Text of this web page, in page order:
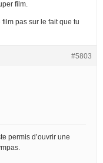
film.
pas sur le fait que tu
#5803
permis d’ouvrir une